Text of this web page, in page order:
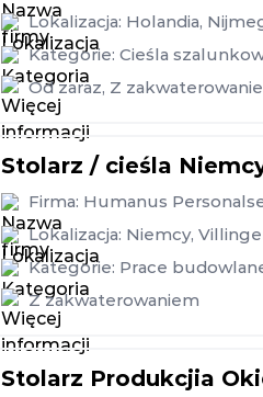
Lokalizacja: Holandia,
Kategorie: Cieśla
Od zaraz, Z
Stolarz / cieśla
Firma: Humanus
Lokalizacja: Niemcy,
Kategorie: Prace
Z zakwaterowaniem
Stolarz Produkcjia